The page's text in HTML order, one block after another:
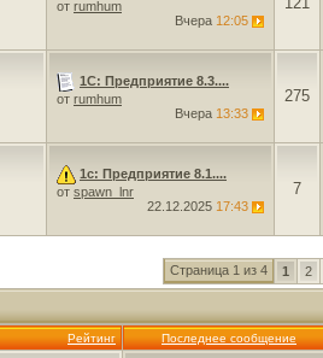
от rumhum
Вчера 12:05
1С: Предприятие 8.3....
от rumhum
Вчера 13:33
275
1с: Предприятие 8.1....
от spawn_lnr
22.12.2025 17:43
7
Страница 1 из 4 1 2
Рейтинг Последнее сообщение